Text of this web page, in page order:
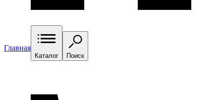
Главная
Каталог Поиск